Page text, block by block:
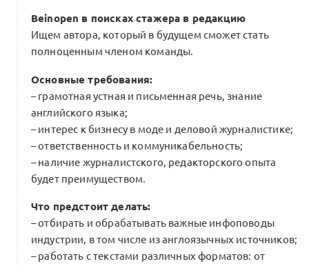
Beinopen в поисках стажера в редакцию
Ищем автора, который в будущем сможет стать
полноценным членом команды.
Основные требования:
– грамотная устная и письменная речь, знание
английского языка;
– интерес к бизнесу в моде и деловой журналистике;
– ответственность и коммуникабельность;
– наличие журналистского, редакторского опыта
будет преимуществом.
Что предстоит делать:
– отбирать и обрабатывать важные инфоповоды
индустрии, в том числе из англоязычных источников;
– работать с текстами различных форматов: от